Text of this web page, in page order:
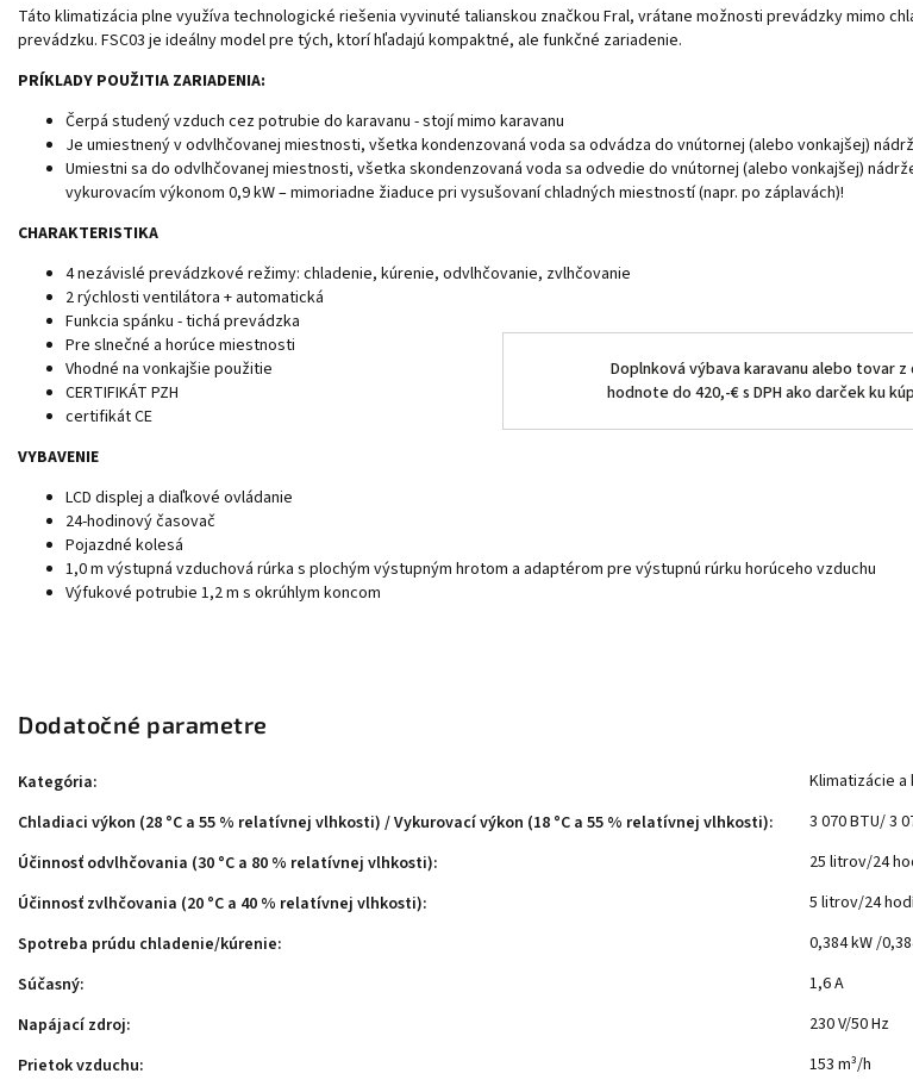
Doplnková výbava karavanu alebo tovar
hodnote do 420,-€ s DPH ako darček ku
Táto klimatizácia plne využíva technologické riešenia vyvinuté talianskou značkou Fral, vrátane možnosti prevádzky mimo
prevádzku. FSC03 je ideálny model pre tých, ktorí hľadajú kompaktné, ale funkčné zariadenie.
PRÍKLADY POUŽITIA ZARIADENIA:
Čerpá studený vzduch cez potrubie do karavanu - stojí mimo karavanu
Je umiestnený v odvlhčovanej miestnosti, všetka kondenzovaná voda sa odvádza do vnútornej (alebo vonkajšej)
Umiestni sa do odvlhčovanej miestnosti, všetka skondenzovaná voda sa odvedie do vnútornej (alebo vonkajšej)
vykurovacím výkonom 0,9 kW – mimoriadne žiaduce pri vysušovaní chladných miestností (napr. po záplavách)!
CHARAKTERISTIKA
4 nezávislé prevádzkové režimy: chladenie, kúrenie, odvlhčovanie, zvlhčovanie
2 rýchlosti ventilátora + automatická
Funkcia spánku - tichá prevádzka
Pre slnečné a horúce miestnosti
Vhodné na vonkajšie použitie
CERTIFIKÁT PZH
certifikát CE
VYBAVENIE
LCD displej a diaľkové ovládanie
24-hodinový časovač
Pojazdné kolesá
1,0 m výstupná vzduchová rúrka s plochým výstupným hrotom a adaptérom pre výstupnú rúrku horúceho vzduchu
Výfukové potrubie 1,2 m s okrúhlym koncom
Dodatočné parametre
Kategória:
Klimatizácie a
Chladiaci výkon (28 °C a 55 % relatívnej vlhkosti) / Vykurovací výkon (18 °C a 55 % relatívnej vlhkosti):
3 070 BTU/ 3
Účinnosť odvlhčovania (30 °C a 80 % relatívnej vlhkosti):
25 litrov/24
Účinnosť zvlhčovania (20 °C a 40 % relatívnej vlhkosti):
5 litrov/24
Spotreba prúdu chladenie/kúrenie:
0,384 kW /
Súčasný:
1,6 A
Napájací zdroj:
230 V/50 Hz
Prietok vzduchu:
153 m³/h